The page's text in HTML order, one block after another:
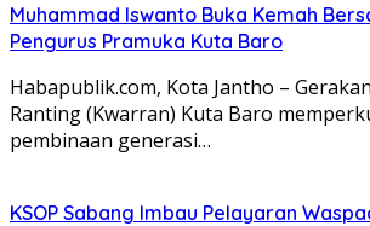
Muhammad Iswanto Buka Kemah
Pengurus Pramuka Kuta Baro
Habapublik.com, Kota Jantho –
Ranting (Kwarran) Kuta Baro
pembinaan generasi…
KSOP Sabang Imbau Pelayaran